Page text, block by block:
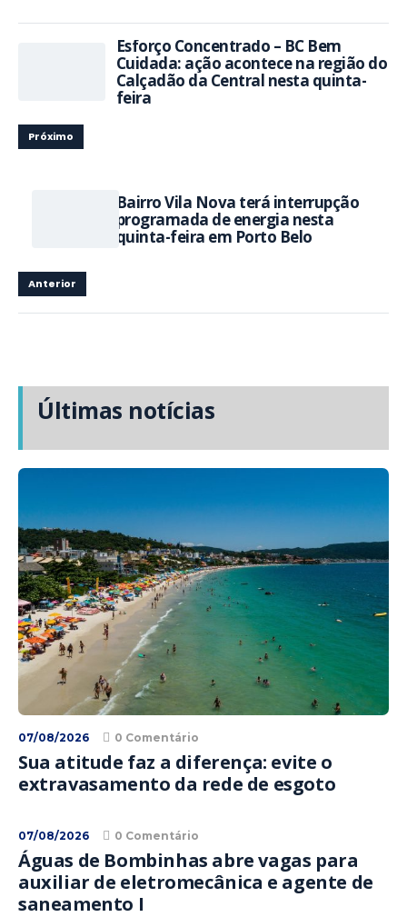
Esforço Concentrado – BC Bem
Cuidada: ação acontece na região do
Calçadão da Central nesta quinta-
feira
Próximo
Bairro Vila Nova terá interrupção
programada de energia nesta
quinta-feira em Porto Belo
Anterior
Últimas notícias
07/08/2026 0 Comentário
Sua atitude faz a diferença: evite o
extravasamento da rede de esgoto
07/08/2026 0 Comentário
Águas de Bombinhas abre vagas para
auxiliar de eletromecânica e agente de
saneamento I